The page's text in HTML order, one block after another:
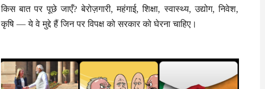
किस बात पर पूछे जाएँ? बेरोज़गारी, महंगाई, शिक्षा, स्वास्थ्य, उद्योग, निवेश,
कृषि — ये वे मुद्दे हैं जिन पर विपक्ष को सरकार को घेरना चाहिए।